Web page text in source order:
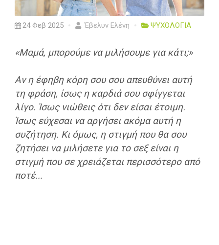
24 Φεβ 2025 Έβελυν Ελένη ΨΥΧΟΛΟΓΙΑ
«Μαμά, μπορούμε να μιλήσουμε για κάτι;»
Αν η έφηβη κόρη σου σου απευθύνει αυτή
τη φράση, ίσως η καρδιά σου σφίγγεται
λίγο. Ίσως νιώθεις ότι δεν είσαι έτοιμη.
Ίσως εύχεσαι να αργήσει ακόμα αυτή η
συζήτηση. Κι όμως, η στιγμή που θα σου
ζητήσει να μιλήσετε για το σεξ είναι η
στιγμή που σε χρειάζεται περισσότερο από
ποτέ...